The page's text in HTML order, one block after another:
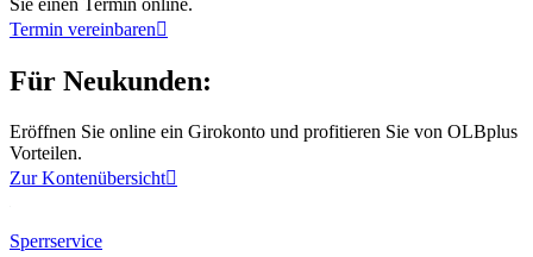
Termin vereinbaren
Für Neukunden:
Eröffnen Sie online ein Girokonto und profitieren Sie von OLBplus
Vorteilen.
Zur Kontenübersicht
Sperrservice